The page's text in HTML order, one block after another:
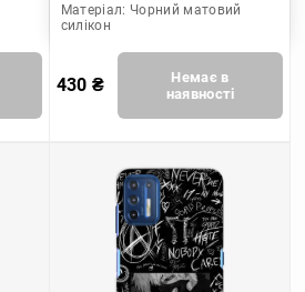
Матеріал: Чорний матовий
силікон
430 ₴
Немає в
наявності